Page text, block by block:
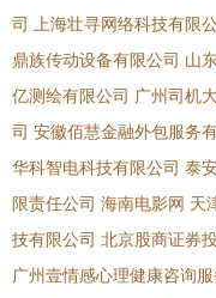
司
上海壮寻网络科技有限
鼎族传动设备有限公司 山
亿测绘有限公司 广州司机
司 安徽佰慧金融外包服务
华科智电科技有限公司 泰
限责任公司 海南电影网 天
技有限公司 北京股商证券
广州壹情感心理健康咨询